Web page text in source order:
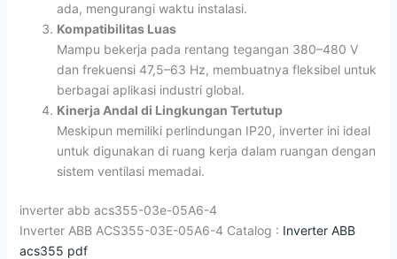
ada, mengurangi waktu instalasi.
Kompatibilitas Luas
Mampu bekerja pada rentang tegangan 380–480 V
dan frekuensi 47,5–63 Hz, membuatnya fleksibel untuk
berbagai aplikasi industri global.
Kinerja Andal di Lingkungan Tertutup
Meskipun memiliki perlindungan IP20, inverter ini ideal
untuk digunakan di ruang kerja dalam ruangan dengan
sistem ventilasi memadai.
inverter abb acs355-03e-05A6-4
Inverter ABB ACS355-03E-05A6-4 Catalog : Inverter ABB
acs355 pdf